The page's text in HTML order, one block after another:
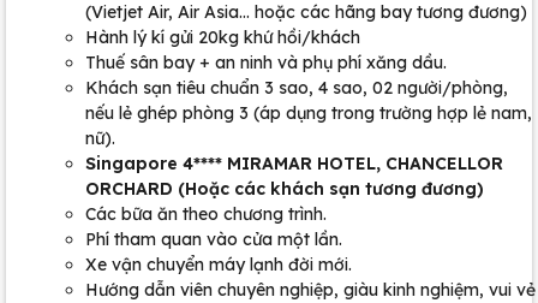
(Vietjet Air, Air Asia... hoặc các hãng bay tương đương)
Hành lý kí gửi 20kg khứ hồi/khách
Thuế sân bay + an ninh và phụ phí xăng dầu.
Khách sạn tiêu chuẩn 3 sao, 4 sao, 02 người/phòng,
nếu lẻ ghép phòng 3 (áp dụng trong trường hợp lẻ nam,
nữ).
Singapore 4**** MIRAMAR HOTEL, CHANCELLOR
ORCHARD (Hoặc các khách sạn tương đương)
Các bữa ăn theo chương trình.
Phí tham quan vào cửa một lần.
Xe vận chuyển máy lạnh đời mới.
Hướng dẫn viên chuyên nghiệp, giàu kinh nghiệm, vui vẻ